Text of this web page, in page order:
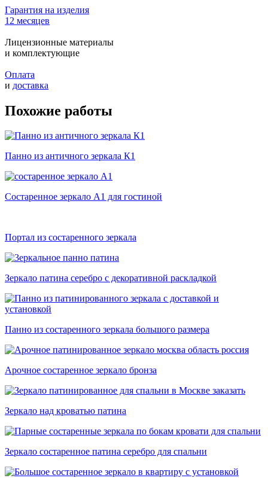
Гарантия на изделия
12 месяцев
Лицензионные материалы
и комплектующие
Оплата
и доставка
Похожие работы
Панно из античного зеркала К1
Состаренное зеркало А1 для гостиной
Портал из состаренного зеркала
Зеркало патина серебро с декоративной раскладкой
Панно из состаренного зеркала большого размера
Арочное состаренное зеркало бронза
Зеркало над кроватью патина
Зеркало состаренное патина серебро для спальни